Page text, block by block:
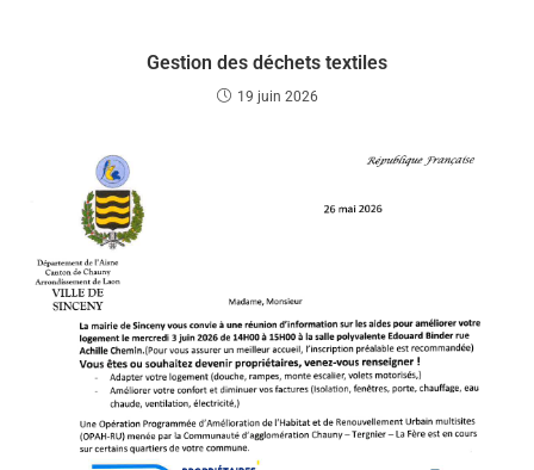
Gestion des déchets textiles
19 juin 2026